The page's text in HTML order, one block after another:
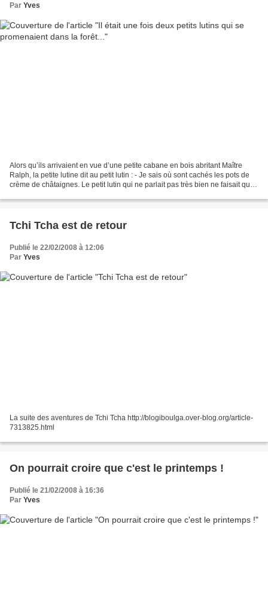
Par Yves
Alors qu’ils arrivaient en vue d’une petite cabane en bois abritant Maître
Ralph, la petite lutine dit au petit lutin : - Je sais où sont cachés les pots de
crème de châtaignes. Le petit lutin qui ne parlait pas très bien ne faisait que
Tchi Tcha est de retour
Publié le 22/02/2008 à 12:06
Par Yves
La suite des aventures de Tchi Tcha http://blogiboulga.over-blog.org/article-
7313825.html
On pourrait croire que c'est le printemps !
Publié le 21/02/2008 à 16:36
Par Yves